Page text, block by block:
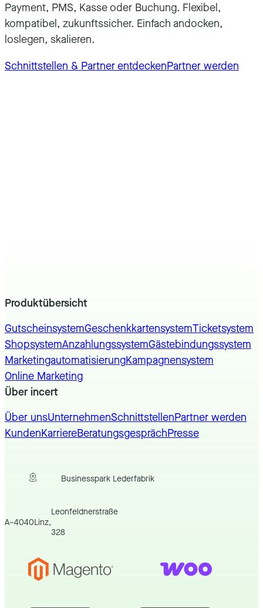
Payment, PMS, Kasse oder Buchung. Flexibel,
kompatibel, zukunftssicher. Einfach andocken,
loslegen, skalieren.
Schnittstellen & Partner entdeckenPartner werden
Produktübersicht
GutscheinsystemGeschenkkartensystemTicketsystem
ShopsystemAnzahlungssystemGästebindungssystem
MarketingautomatisierungKampagnensystem
Online Marketing
Über incert
Über unsUnternehmenSchnittstellenPartner werden
KundenKarriereBeratungsgesprächPresse
Businesspark Lederfabrik
A–4040Linz,
Leonfeldnerstraße
328